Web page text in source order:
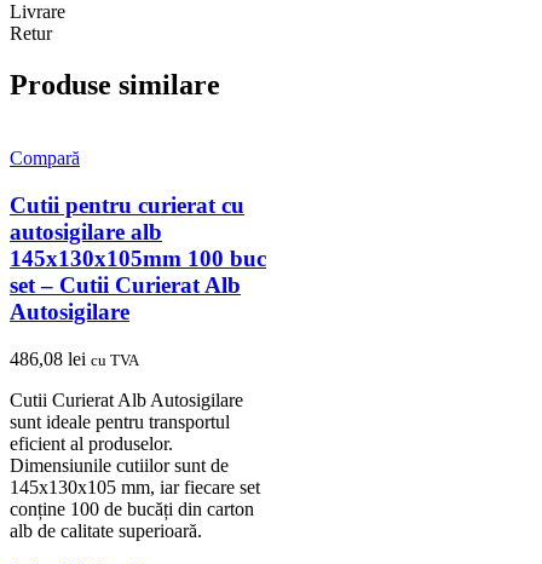
Livrare
Retur
Produse similare
Compară
Cutii pentru curierat cu
autosigilare alb
145x130x105mm 100 buc
set – Cutii Curierat Alb
Autosigilare
486,08 lei cu TVA
Cutii Curierat Alb Autosigilare
sunt ideale pentru transportul
eficient al produselor.
Dimensiunile cutiilor sunt de
145x130x105 mm, iar fiecare set
conține 100 de bucăți din carton
alb de calitate superioară.